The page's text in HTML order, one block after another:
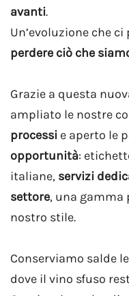
avanti.
Un’evoluzione che
perdere ciò che
Grazie a questa
ampliato le nostre
processi e aperto le
opportunità:
italiane, servizi
settore, una gamma
nostro stile.
Conserviamo salde
dove il vino sfuso